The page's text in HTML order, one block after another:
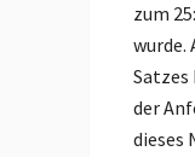
zum
wurde.
Satzes
der
dieses